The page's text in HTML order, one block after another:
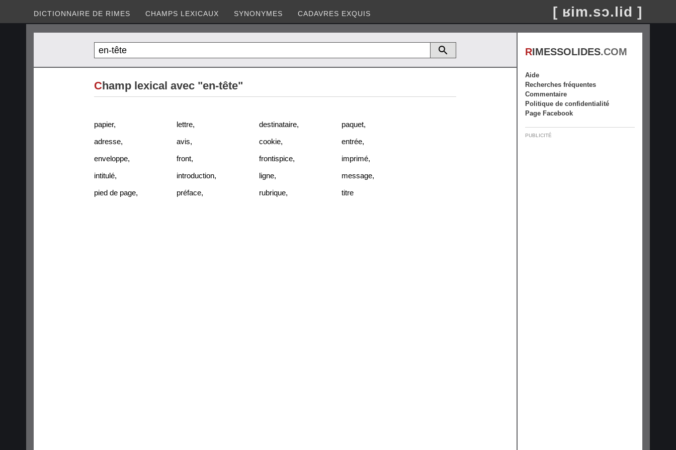
DICTIONNAIRE DE RIMES CHAMPS LEXICAUX SYNONYMES CADAVRES EXQUIS [ ʁim.sɔ.lid ]
Champ lexical avec "en-tête"
papier, lettre, destinataire, paquet,
adresse, avis, cookie, entrée,
enveloppe, front, frontispice, imprimé,
intitulé, introduction, ligne, message,
pied de page, préface, rubrique, titre
RIMESSOLIDES.COM
Aide
Recherches fréquentes
Commentaire
Politique de confidentialité
Page Facebook
PUBLICITÉ